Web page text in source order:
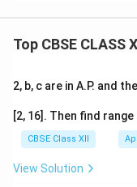
Top CBSE CLASS
2, b, c are in A.P. and
[2, 16]. Then find range
CBSE Class XII
View Solution